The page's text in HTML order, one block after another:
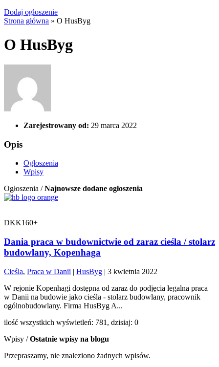
Dodaj ogłoszenie
Strona główna » O HusByg
O HusByg
Zarejestrowany od: 29 marca 2022
Opis
Ogłoszenia
Wpisy
Ogłoszenia /Najnowsze dodane ogłoszenia
DKK160+
Dania praca w budownictwie od zaraz cieśla / stolarz
budowlany, Kopenhaga
Cieśla, Praca w Danii | HusByg | 3 kwietnia 2022
W rejonie Kopenhagi dostępna od zaraz do podjęcia legalna praca
w Danii na budowie jako cieśla - stolarz budowlany, pracownik
ogólnobudowlany. Firma HusByg A...
ilość wszystkich wyświetleń: 781, dzisiaj: 0
Wpisy /Ostatnie wpisy na blogu
Przepraszamy, nie znaleziono żadnych wpisów.